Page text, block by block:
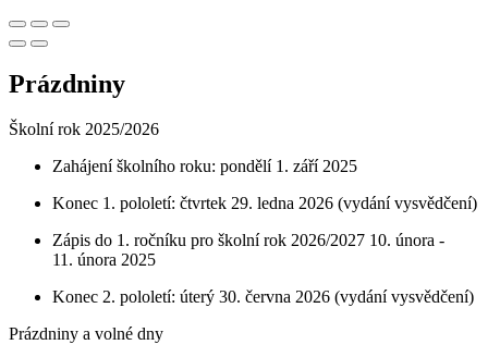
Prázdniny
Školní rok 2025/2026
Zahájení školního roku: pondělí 1. září 2025
Konec 1. pololetí: čtvrtek 29. ledna 2026 (vydání vysvědčení)
Zápis do 1. ročníku pro školní rok 2026/2027 10. února -
11. února 2025
Konec 2. pololetí: úterý 30. června 2026 (vydání vysvědčení)
Prázdniny a volné dny